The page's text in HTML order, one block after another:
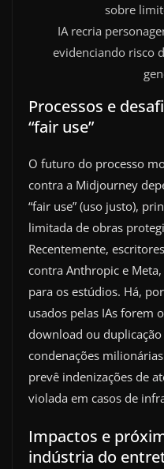
IA recria
evidenciando risco
Processos e
“fair use”
O futuro do processo
contra a Midjourney
“fair use” (uso justo),
limitada de obras
Recentemente,
contra Anthropic e
para os estúdios. Há,
usados pelas IAs
download ou
condenações
prevê indenizações de
violada em casos de
Impactos e
indústria do